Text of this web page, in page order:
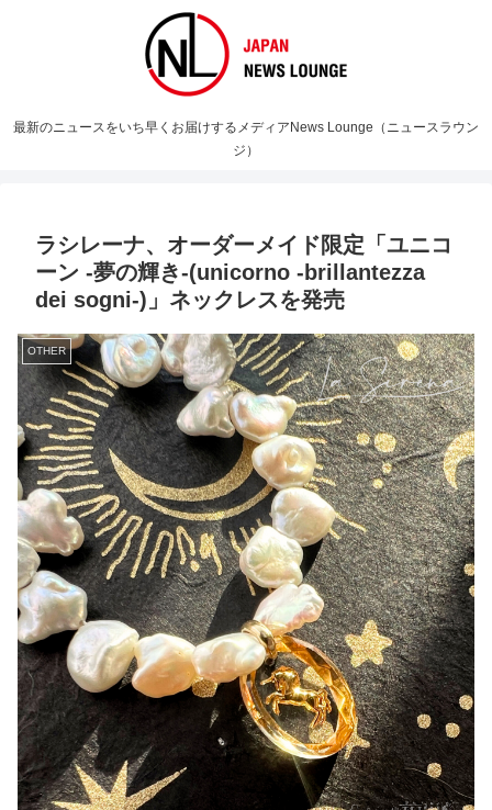
最新のニュースをいち早くお届けするメディアNews Lounge（ニュースラウン
ジ）
ラシレーナ、オーダーメイド限定「ユニコ
ーン -夢の輝き-(unicorno -brillantezza
dei sogni-)」ネックレスを発売
OTHER